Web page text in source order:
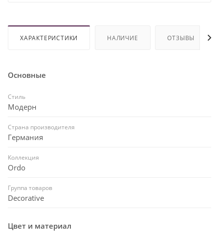
ХАРАКТЕРИСТИКИ НАЛИЧИЕ ОТЗЫВЫ
Основные
Стиль
Модерн
Страна производителя
Германия
Коллекция
Ordo
Группа товаров
Decorative
Цвет и материал